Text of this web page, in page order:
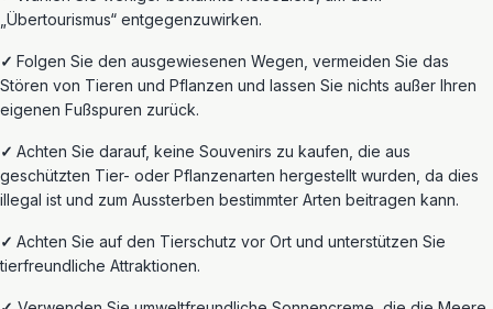
„Übertourismus“ entgegenzuwirken.
✓ Folgen Sie den ausgewiesenen Wegen, vermeiden Sie das
Stören von Tieren und Pflanzen und lassen Sie nichts außer Ihren
eigenen Fußspuren zurück.
✓ Achten Sie darauf, keine Souvenirs zu kaufen, die aus
geschützten Tier- oder Pflanzenarten hergestellt wurden, da dies
illegal ist und zum Aussterben bestimmter Arten beitragen kann.
✓ Achten Sie auf den Tierschutz vor Ort und unterstützen Sie
tierfreundliche Attraktionen.